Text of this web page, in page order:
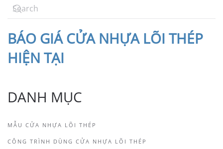
BÁO GIÁ CỬA NHỰA LÕI THÉP
HIỆN TẠI
DANH MỤC
MẪU CỬA NHỰA LÕI THÉP
CÔNG TRÌNH DÙNG CỬA NHỰA LÕI THÉP